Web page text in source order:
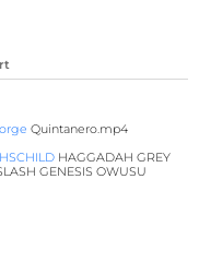
Quintanero.mp4
HAGGADAH GREY
GENESIS OWUSU